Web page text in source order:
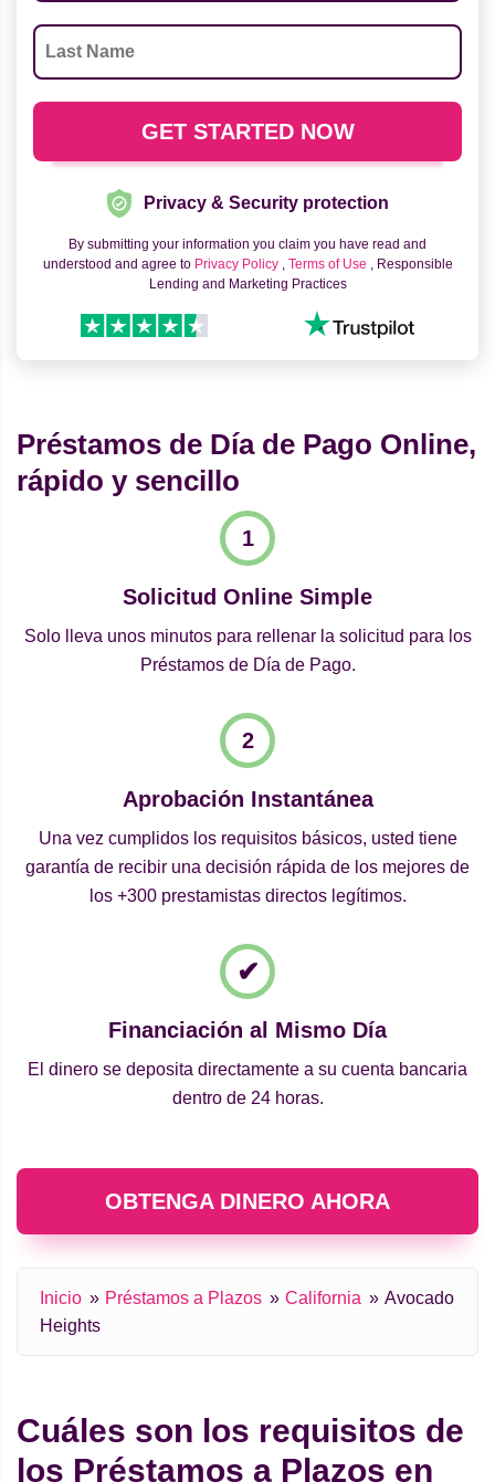
Privacy & Security protection
By submitting your information you claim you have read and
understood and agree to Privacy Policy , Terms of Use , Responsible
Lending and Marketing Practices
Préstamos de Día de Pago Online,
rápido y sencillo
Solicitud Online Simple
Solo lleva unos minutos para rellenar la solicitud para los
Préstamos de Día de Pago.
Aprobación Instantánea
Una vez cumplidos los requisitos básicos, usted tiene
garantía de recibir una decisión rápida de los mejores de
los +300 prestamistas directos legítimos.
Financiación al Mismo Día
El dinero se deposita directamente a su cuenta bancaria
dentro de 24 horas.
OBTENGA DINERO AHORA
Inicio Préstamos a Plazos California
Avocado
Heights
Cuáles son los requisitos de
los Préstamos a Plazos en